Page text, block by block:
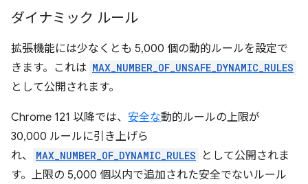
ダイナミック ルール
拡張機能には少なくとも 5,000 個の動的ルールを設定で
きます。これは MAX_NUMBER_OF_UNSAFE_DYNAMIC_RULES
として公開されます。
Chrome 121 以降では、 安全な動的ルールの上限が
30,000 ルールに引き上げら
れ、
MAX_NUMBER_OF_DYNAMIC_RULES
として公開されま
す。上限の 5,000 個以内で追加された安全でないルール